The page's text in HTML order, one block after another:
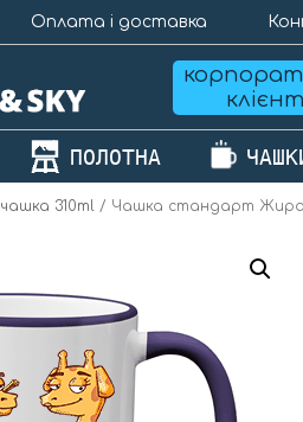
Оплата і доставка
ПОЛОТНА
чашка 310ml / Чашка стандарт